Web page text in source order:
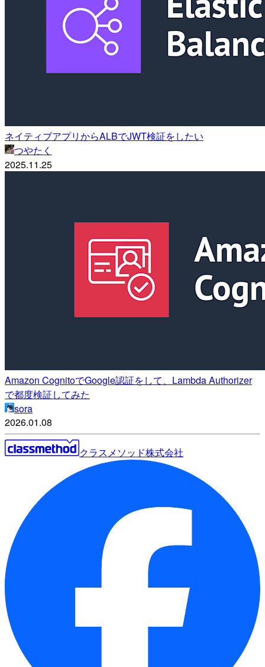
ネイティブアプリからALBでJWT検証をしたい
つやたく
2025.11.25
Amazon CognitoでGoogle認証をして、Lambda Authorizer
で都度検証してみた
sora
2026.01.08
クラスメソッド株式会社